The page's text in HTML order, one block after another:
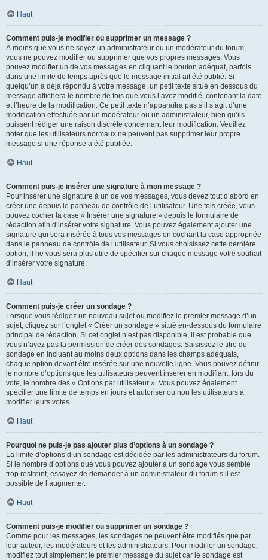
Haut
Comment puis-je modifier ou supprimer un message ?
À moins que vous ne soyez un administrateur ou un modérateur du forum,
vous ne pouvez modifier ou supprimer que vos propres messages. Vous
pouvez modifier un de vos messages en cliquant le bouton adéquat, parfois
dans une limite de temps après que le message initial ait été publié. Si
quelqu’un a déjà répondu à votre message, un petit texte situé en dessous du
message affichera le nombre de fois que vous l’avez modifié, contenant la date
et l’heure de la modification. Ce petit texte n’apparaîtra pas s’il s’agit d’une
modification effectuée par un modérateur ou un administrateur, bien qu’ils
puissent rédiger une raison discrète concernant leur modification. Veuillez
noter que les utilisateurs normaux ne peuvent pas supprimer leur propre
message si une réponse a été publiée.
Haut
Comment puis-je insérer une signature à mon message ?
Pour insérer une signature à un de vos messages, vous devez tout d’abord en
créer une depuis le panneau de contrôle de l’utilisateur. Une fois créée, vous
pouvez cocher la case « Insérer une signature » depuis le formulaire de
rédaction afin d’insérer votre signature. Vous pouvez également ajouter une
signature qui sera insérée à tous vos messages en cochant la case appropriée
dans le panneau de contrôle de l’utilisateur. Si vous choisissez cette dernière
option, il ne vous sera plus utile de spécifier sur chaque message votre souhait
d’insérer votre signature.
Haut
Comment puis-je créer un sondage ?
Lorsque vous rédigez un nouveau sujet ou modifiez le premier message d’un
sujet, cliquez sur l’onglet « Créer un sondage » situé en-dessous du formulaire
principal de rédaction. Si cet onglet n’est pas disponible, il est probable que
vous n’ayez pas la permission de créer des sondages. Saisissez le titre du
sondage en incluant au moins deux options dans les champs adéquats,
chaque option devant être insérée sur une nouvelle ligne. Vous pouvez définir
le nombre d’options que les utilisateurs peuvent insérer en modifiant, lors du
vote, le nombre des « Options par utilisateur ». Vous pouvez également
spécifier une limite de temps en jours et autoriser ou non les utilisateurs à
modifier leurs votes.
Haut
Pourquoi ne puis-je pas ajouter plus d’options à un sondage ?
La limite d’options d’un sondage est décidée par les administrateurs du forum.
Si le nombre d’options que vous pouvez ajouter à un sondage vous semble
trop restreint, essayez de demander à un administrateur du forum s’il est
possible de l’augmenter.
Haut
Comment puis-je modifier ou supprimer un sondage ?
Comme pour les messages, les sondages ne peuvent être modifiés que par
leur auteur, les modérateurs et les administrateurs. Pour modifier un sondage,
modifiez tout simplement le premier message du sujet car le sondage est